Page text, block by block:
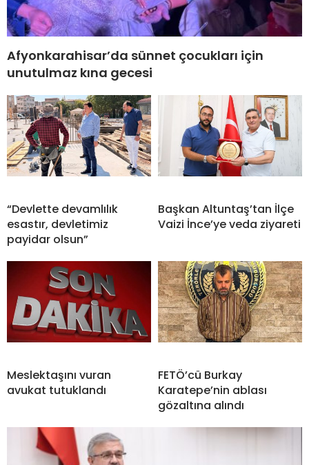
Afyonkarahisar’da sünnet çocukları için
unutulmaz kına gecesi
“Devlette devamlılık
esastır, devletimiz
payidar olsun”
Başkan Altuntaş’tan İlçe
Vaizi İnce’ye veda ziyareti
Meslektaşını vuran
avukat tutuklandı
FETÖ’cü Burkay
Karatepe’nin ablası
gözaltına alındı